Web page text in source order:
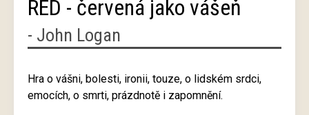
RED - červená jako vášeň
- John Logan
Hra o vášni, bolesti, ironii, touze, o lidském srdci,
emocích, o smrti, prázdnotě i zapomnění.